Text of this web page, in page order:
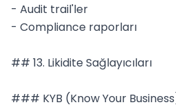
- Audit trail'ler
- Compliance raporları
## 13. Likidite Sağlayıcıları
### KYB (Know Your